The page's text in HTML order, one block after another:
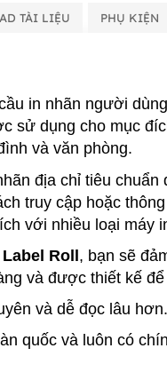
TÀI LIỆU PHỤ KIỆN
in nhãn người
sử dụng cho mục
và văn phòng.
địa chỉ tiêu
truy cập hoặc
với nhiều loại máy
Roll, bạn sẽ
và được thiết kế
và dễ đọc lâu hơn.
quốc và luôn có